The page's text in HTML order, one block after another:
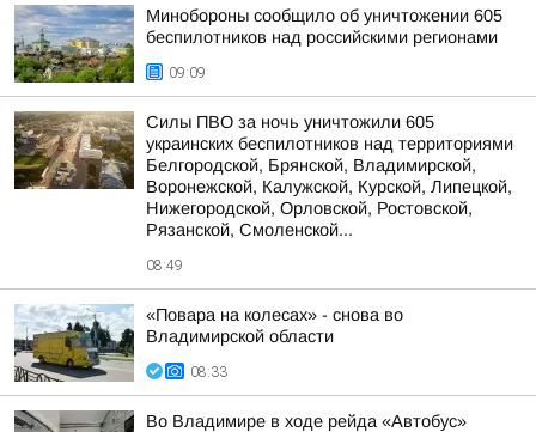
Минобороны сообщило об уничтожении 605
беспилотников над российскими регионами
09:09
Силы ПВО за ночь уничтожили 605
украинских беспилотников над территориями
Белгородской, Брянской, Владимирской,
Воронежской, Калужской, Курской, Липецкой,
Нижегородской, Орловской, Ростовской,
Рязанской, Смоленской...
08:49
«Повара на колесах» - снова во
Владимирской области
08:33
Во Владимире в ходе рейда «Автобус»